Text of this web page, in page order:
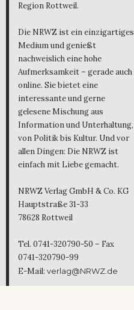
Region Rottweil.
Die NRWZ ist ein einzigartiges
Medium und genießt
nachweislich eine hohe
Aufmerksamkeit – gerade auch
online. Sie bietet eine
interessante und gerne
gelesene Mischung aus
Information und Unterhaltung,
von Politik bis Kultur. Und vor
allen Dingen: Die NRWZ ist
einfach mit Liebe gemacht.
NRWZ Verlag GmbH & Co. KG
Hauptstraße 31-33
78628 Rottweil
Tel. 0741-320790-50 – Fax
0741-320790-99
E-Mail: verlag@NRWZ.de